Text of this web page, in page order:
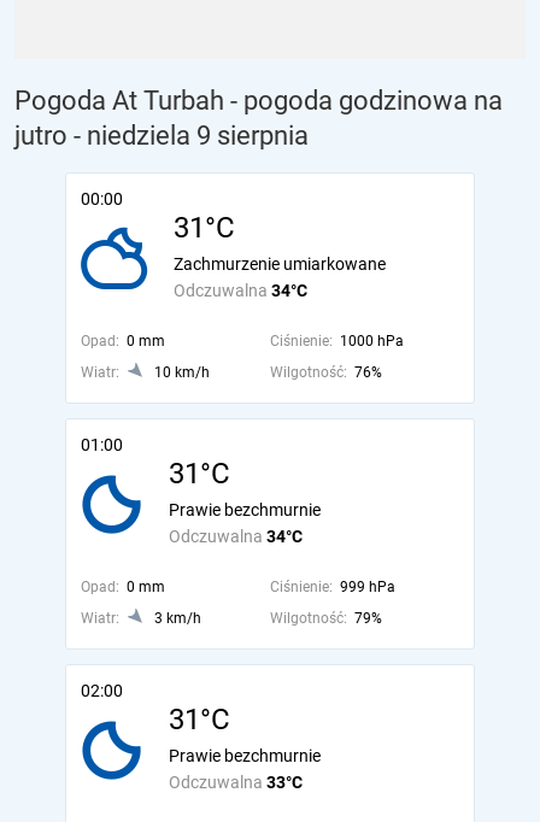
Pogoda At Turbah - pogoda godzinowa na
jutro - niedziela 9 sierpnia
00:00
31°C
Odczuwalna 34°C
Zachmurzenie umiarkowane
Opad: 0 mm Ciśnienie: 1000 hPa
Wiatr:
10 km/h Wilgotność: 76%
01:00
31°C
Odczuwalna 34°C
Prawie bezchmurnie
Opad: 0 mm Ciśnienie: 999 hPa
Wiatr:
3 km/h Wilgotność: 79%
02:00
31°C
Odczuwalna 33°C
Prawie bezchmurnie